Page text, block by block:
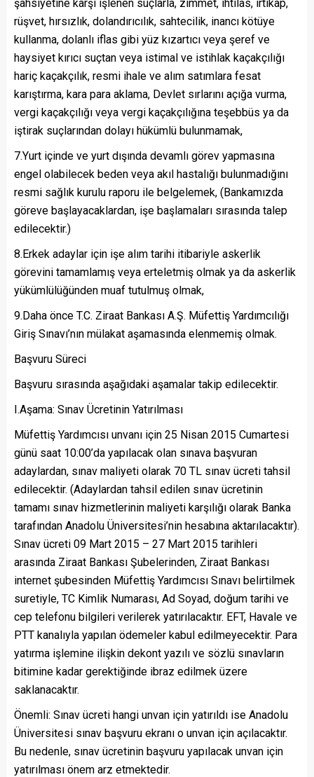
şahsiyetine karşı işlenen suçlarla, zimmet, ihtilas, irtikap,
rüşvet, hırsızlık, dolandırıcılık, sahtecilik, inancı kötüye
kullanma, dolanlı iflas gibi yüz kızartıcı veya şeref ve
haysiyet kırıcı suçtan veya istimal ve istihlak kaçakçılığı
hariç kaçakçılık, resmi ihale ve alım satımlara fesat
karıştırma, kara para aklama, Devlet sırlarını açığa vurma,
vergi kaçakçılığı veya vergi kaçakçılığına teşebbüs ya da
iştirak suçlarından dolayı hükümlü bulunmamak,
7.Yurt içinde ve yurt dışında devamlı görev yapmasına
engel olabilecek beden veya akıl hastalığı bulunmadığını
resmi sağlık kurulu raporu ile belgelemek, (Bankamızda
göreve başlayacaklardan, işe başlamaları sırasında talep
edilecektir.)
8.Erkek adaylar için işe alım tarihi itibariyle askerlik
görevini tamamlamış veya erteletmiş olmak ya da askerlik
yükümlülüğünden muaf tutulmuş olmak,
9.Daha önce T.C. Ziraat Bankası A.Ş. Müfettiş Yardımcılığı
Giriş Sınavı’nın mülakat aşamasında elenmemiş olmak.
Başvuru Süreci
Başvuru sırasında aşağıdaki aşamalar takip edilecektir.
I.Aşama: Sınav Ücretinin Yatırılması
Müfettiş Yardımcısı unvanı için 25 Nisan 2015 Cumartesi
günü saat 10:00’da yapılacak olan sınava başvuran
adaylardan, sınav maliyeti olarak 70 TL sınav ücreti tahsil
edilecektir. (Adaylardan tahsil edilen sınav ücretinin
tamamı sınav hizmetlerinin maliyeti karşılığı olarak Banka
tarafından Anadolu Üniversitesi’nin hesabına aktarılacaktır).
Sınav ücreti 09 Mart 2015 – 27 Mart 2015 tarihleri
arasında Ziraat Bankası Şubelerinden, Ziraat Bankası
internet şubesinden Müfettiş Yardımcısı Sınavı belirtilmek
suretiyle, TC Kimlik Numarası, Ad Soyad, doğum tarihi ve
cep telefonu bilgileri verilerek yatırılacaktır. EFT, Havale ve
PTT kanalıyla yapılan ödemeler kabul edilmeyecektir. Para
yatırma işlemine ilişkin dekont yazılı ve sözlü sınavların
bitimine kadar gerektiğinde ibraz edilmek üzere
saklanacaktır.
Önemli: Sınav ücreti hangi unvan için yatırıldı ise Anadolu
Üniversitesi sınav başvuru ekranı o unvan için açılacaktır.
Bu nedenle, sınav ücretinin başvuru yapılacak unvan için
yatırılması önem arz etmektedir.